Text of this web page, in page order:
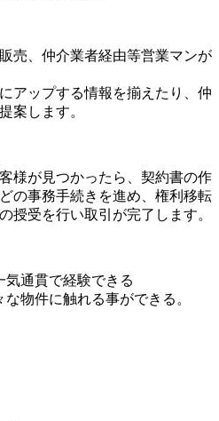
売、仲介業者経由等営業マンが
アップする情報を揃えたり、仲
案します。
様が見つかったら、契約書の作
の事務手続きを進め、権利移転
授受を行い取引が完了します。
通貫で経験できる
物件に触れる事ができる。